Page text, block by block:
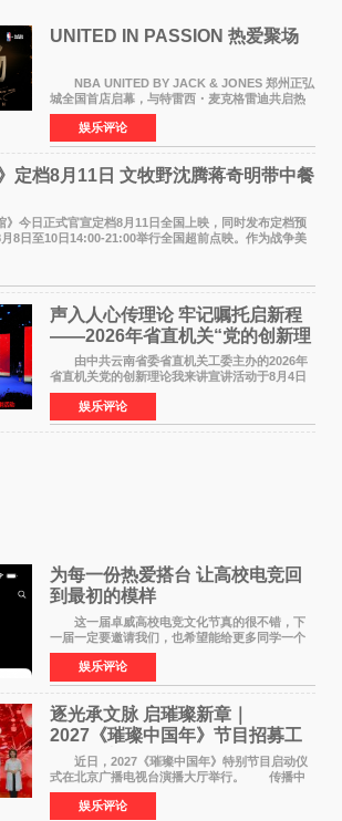
UNITED IN PASSION 热爱聚场
NBA UNITED BY JACK & JONES 郑州正弘
城全国首店启幕，与特雷西・麦克格雷迪共启热
爱 2026 年7 月21 日，
NBAUNITEDBYJACK&JONES 全国首店，于郑
州正弘城正式启幕。NBA 传奇球星
娱乐评论
定档8月11日 文牧野沈腾蒋奇明带中餐
今日正式官宣定档8月11日全国上映，同时发布定档预
8日至10日14:00-21:00举行全国超前点映。作为战争美
厨师徐福（沈腾
声入人心传理论 牢记嘱托启新程
——2026年省直机关“党的创新理
论我来讲”宣讲活动圆满落幕
由中共云南省委省直机关工委主办的2026年
省直机关党的创新理论我来讲宣讲活动于8月4日
至5日在昆明举办。活动以 "牢记嘱托 感恩奋进
开创云南发展新局面 "为主题，坚持以新时代中国
特色社会主义
娱乐评论
为每一份热爱搭台 让高校电竞回
到最初的模样
这一届卓威高校电竞文化节真的很不错，下
一届一定要邀请我们，也希望能给更多同学一个
来到现场的机会。 2026卓威高校电竞文化节
已经落下帷幕，在活动结束后，仍有不少高校电
竞社负责人和现
娱乐评论
逐光承文脉 启璀璨新章｜
2027《璀璨中国年》节目招募工
作圆满启动
近日，2027《璀璨中国年》特别节目启动仪
式在北京广播电视台演播大厅举行。 传播中
华优秀传统文化，弘扬纯正国风艺术，打造高规
格、高质感、正能量的文艺盛典，是璀璨中国年
娱乐评论